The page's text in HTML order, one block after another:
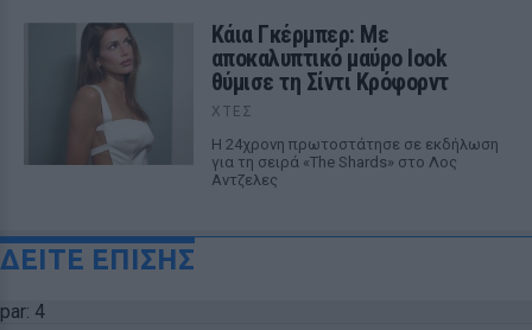
Κάια Γκέρμπερ: Με
αποκαλυπτικό μαύρο look
θύμισε τη Σίντι Κρόφορντ
ΧΤΕΣ
Η 24χρονη πρωτοστάτησε σε εκδήλωση
για τη σειρά «The Shards» στο Λος
Αντζελες
ΔΕΙΤΕ ΕΠΙΣΗΣ
par: 4